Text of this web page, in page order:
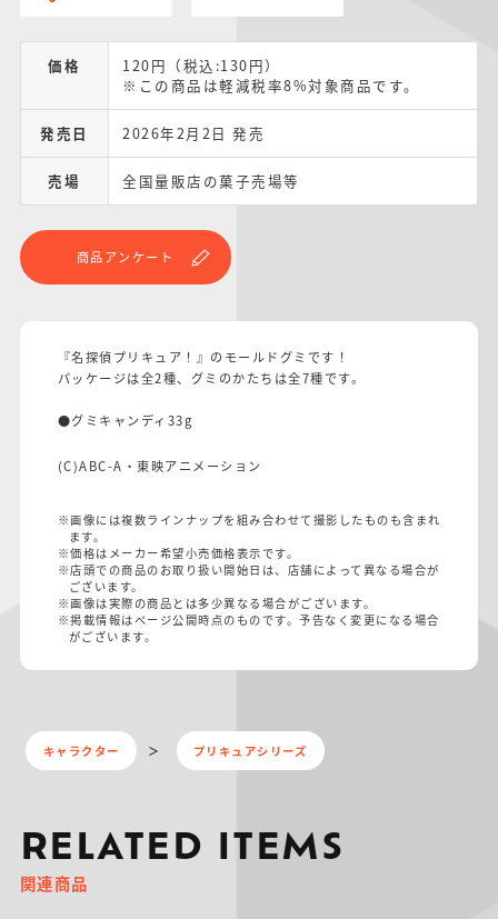
価格
120円（税込:130円）
※この商品は軽減税率8%対象商品です。
発売日 2026年2月2日 発売
売場 全国量販店の菓子売場等
商品アンケート
『名探偵プリキュア！』のモールドグミです！
パッケージは全2種、グミのかたちは全7種です。
●グミキャンディ33g
(C)ABC-A・東映アニメーション
※画像には複数ラインナップを組み合わせて撮影したものも含まれ
ます。
※価格はメーカー希望小売価格表示です。
※店頭での商品のお取り扱い開始日は、店舗によって異なる場合が
ございます。
※画像は実際の商品とは多少異なる場合がございます。
※掲載情報はページ公開時点のものです。予告なく変更になる場合
がございます。
キャラクター プリキュアシリーズ
RELATED ITEMS
関連商品